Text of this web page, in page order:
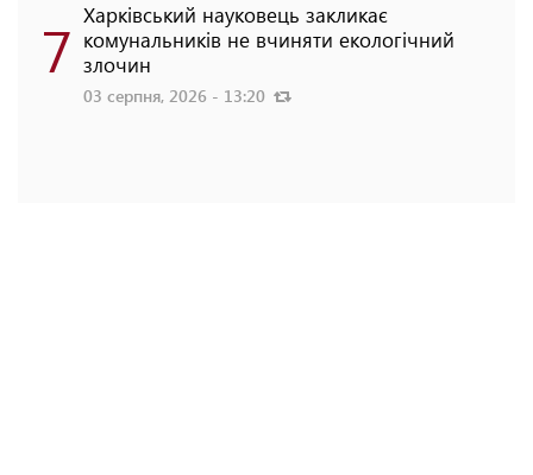
7 Харківський науковець закликає
комунальників не вчиняти екологічний
злочин
03 серпня, 2026 - 13:20